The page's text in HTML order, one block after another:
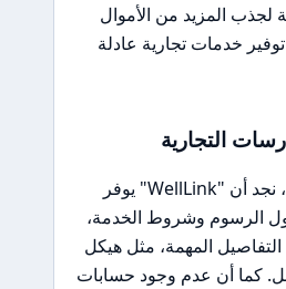
لجذب المزيد من الأموال
خدمات تجارية عادلة
التجارية
عند تقييم الشفافية، نجد أن "WellLink" يوفر
الرسوم وشروط الخدمة،
المهمة، مثل هيكل
كما أن عدم وجود حسابات